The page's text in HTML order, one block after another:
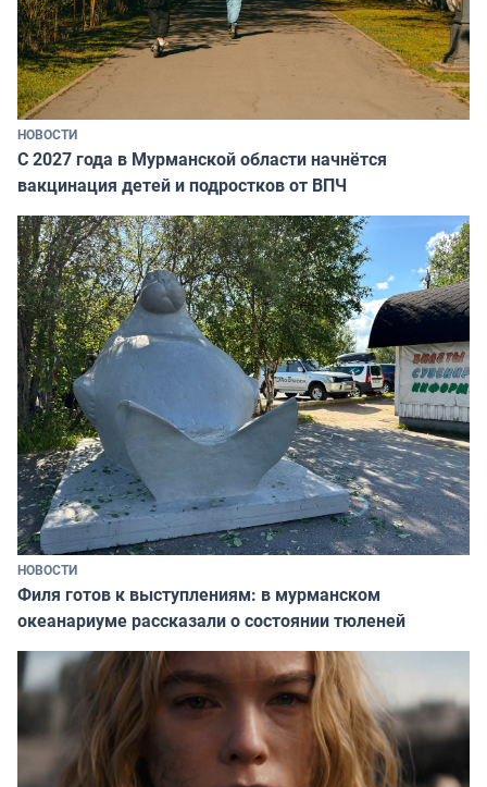
НОВОСТИ
С 2027 года в Мурманской области начнётся
вакцинация детей и подростков от ВПЧ
НОВОСТИ
Филя готов к выступлениям: в мурманском
океанариуме рассказали о состоянии тюленей